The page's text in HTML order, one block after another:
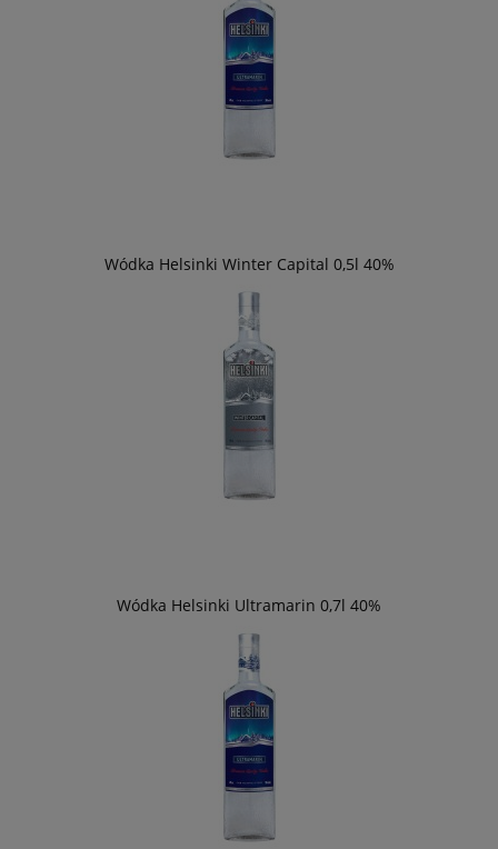
Wódka Helsinki Winter Capital 0,5l 40%
Wódka Helsinki Ultramarin 0,7l 40%